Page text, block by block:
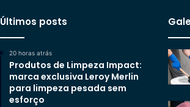
Últimos posts
20 horas atrás
Produtos de Limpeza Impact:
marca exclusiva Leroy Merlin
para limpeza pesada sem
esforço